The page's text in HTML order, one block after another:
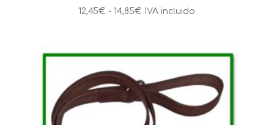
12,45€ - 14,85€ Rango
desde
hasta
14,85€
IVA incluido